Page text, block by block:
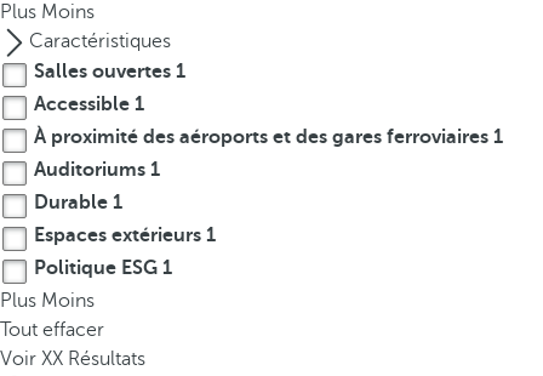
p
o
p
u
p
.
Plus Moins
Caractéristiques
Salles ouvertes 1
Accessible 1
À proximité des aéroports et des gares ferroviaires 1
Auditoriums 1
Durable 1
Espaces extérieurs 1
Politique ESG 1
Plus Moins
Tout effacer
Voir XX Résultats